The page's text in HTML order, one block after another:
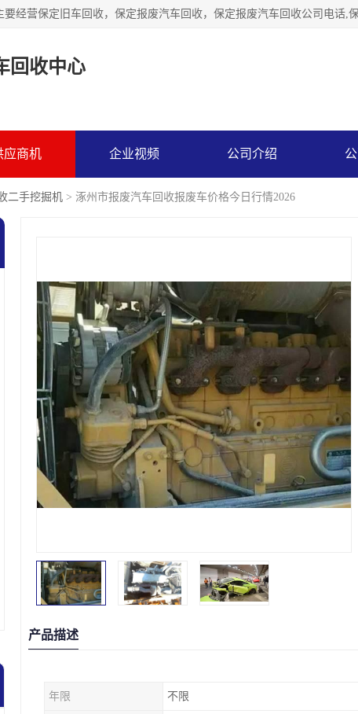
回收中心
应商机 企业视频 公司介绍
二手挖掘机 > 涿州市报废汽车回收报废车价格今日行情2026
产品描述
年限 不限